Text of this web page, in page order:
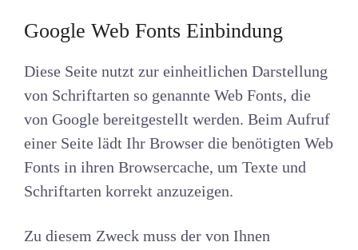
Google Web Fonts Einbindung
Diese Seite nutzt zur einheitlichen Darstellung
von Schriftarten so genannte Web Fonts, die
von Google bereitgestellt werden. Beim Aufruf
einer Seite lädt Ihr Browser die benötigten Web
Fonts in ihren Browsercache, um Texte und
Schriftarten korrekt anzuzeigen.
Zu diesem Zweck muss der von Ihnen